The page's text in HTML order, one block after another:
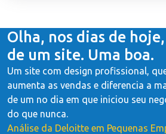
Olha, nos dias de
de um site. Uma boa.
Um site com design profissional,
aumenta as vendas e diferencia a
de um no dia em que iniciou seu
do que nunca.
Análise da Deloitte em Pequenas